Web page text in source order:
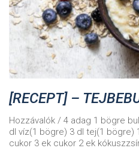
[RECEPT] –
Hozzávalók / 4 adag 1 bögre
dl víz(1 bögre) 3 dl tej(1 bögre)
cukor 3 ek cukor 2 ek